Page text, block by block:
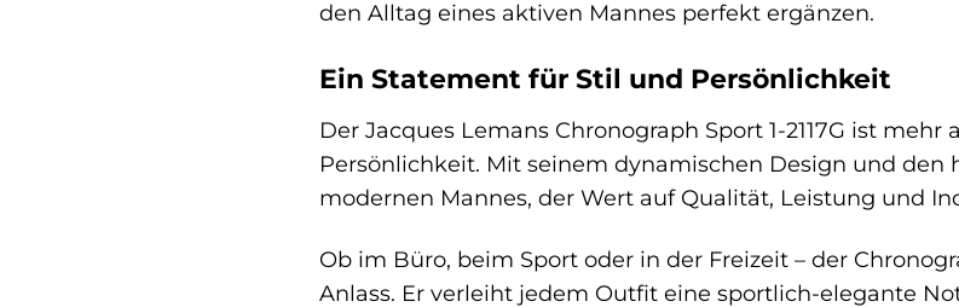
den Alltag eines aktiven Mannes perfekt ergänzen.
Ein Statement für Stil und Persönlichkeit
Der Jacques Lemans Chronograph Sport 1-2117G ist
Persönlichkeit. Mit seinem dynamischen Design und
modernen Mannes, der Wert auf Qualität, Leistung und
Ob im Büro, beim Sport oder in der Freizeit – der
Anlass. Er verleiht jedem Outfit eine sportlich-elegante